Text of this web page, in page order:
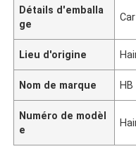
Détails d'emballa
ge
Lieu d'origine
Nom de marque HB
Numéro de modèl
e